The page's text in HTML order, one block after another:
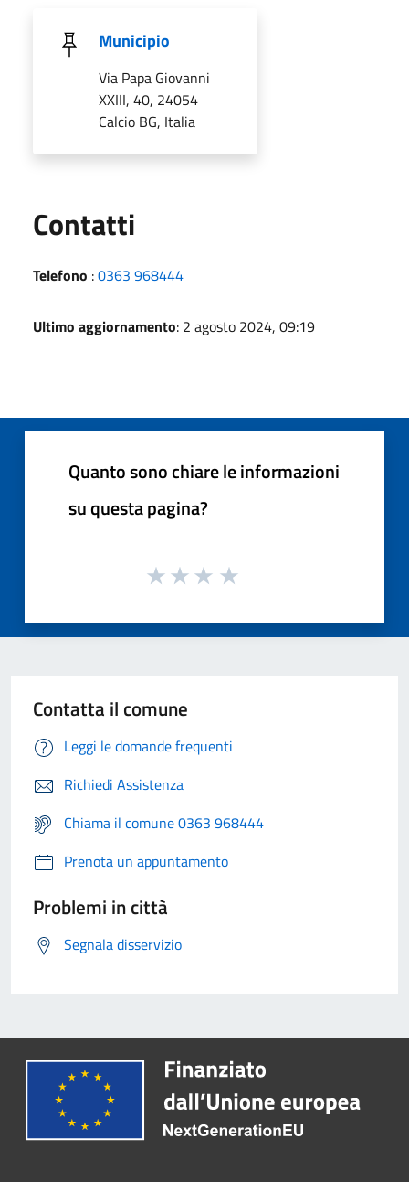
Municipio
Via Papa Giovanni
XXIII, 40, 24054
Calcio BG, Italia
Contatti
Telefono :0363 968444
Ultimo aggiornamento: 2 agosto 2024, 09:19
Quanto sono chiare le informazioni
su questa pagina?
Contatta il comune
Leggi le domande frequenti
Richiedi Assistenza
Chiama il comune 0363 968444
Prenota un appuntamento
Problemi in città
Segnala disservizio